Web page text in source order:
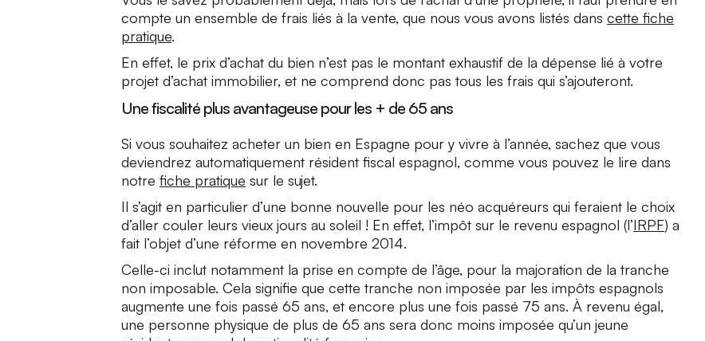
compte un ensemble de frais liés à la vente, que nous vous avons listés dans cette fiche
pratique.
En effet, le prix d’achat du bien n’est pas le montant exhaustif de la dépense lié à votre
projet d’achat immobilier, et ne comprend donc pas tous les frais qui s’ajouteront.
Une fiscalité plus avantageuse pour les + de 65 ans
Si vous souhaitez acheter un bien en Espagne pour y vivre à l’année, sachez que vous
deviendrez automatiquement résident fiscal espagnol, comme vous pouvez le lire dans
notre fiche pratique sur le sujet.
Il s’agit en particulier d’une bonne nouvelle pour les néo acquéreurs qui feraient le choix
d’aller couler leurs vieux jours au soleil ! En effet, l’impôt sur le revenu espagnol (l’IRPF) a
fait l’objet d’une réforme en novembre 2014.
Celle-ci inclut notamment la prise en compte de l’âge, pour la majoration de la tranche
non imposable. Cela signifie que cette tranche non imposée par les impôts espagnols
augmente une fois passé 65 ans, et encore plus une fois passé 75 ans. À revenu égal,
une personne physique de plus de 65 ans sera donc moins imposée qu’un jeune